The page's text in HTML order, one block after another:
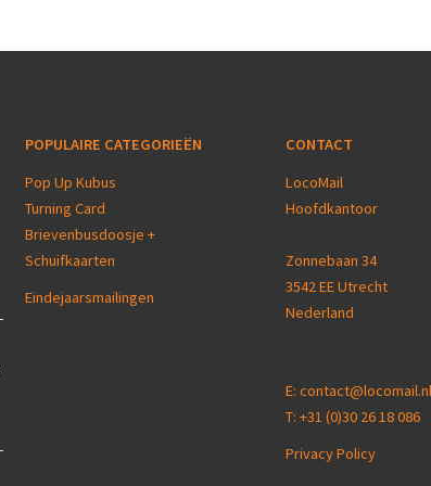
POPULAIRE CATEGORIEËN
Pop Up Kubus
Turning Card
Brievenbusdoosje +
Schuifkaarten
Eindejaarsmailingen
CONTACT
LocoMail
Hoofdkantoor
Zonnebaan 34
3542 EE Utrecht
Nederland
E: contact@locomail.nl
T: +31 (0)30 26 18 086
Privacy Policy